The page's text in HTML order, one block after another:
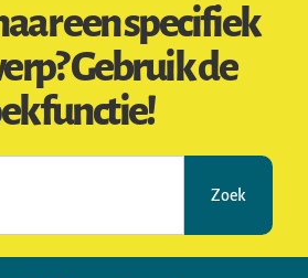
een specifiek
Gebruik de
Zoek